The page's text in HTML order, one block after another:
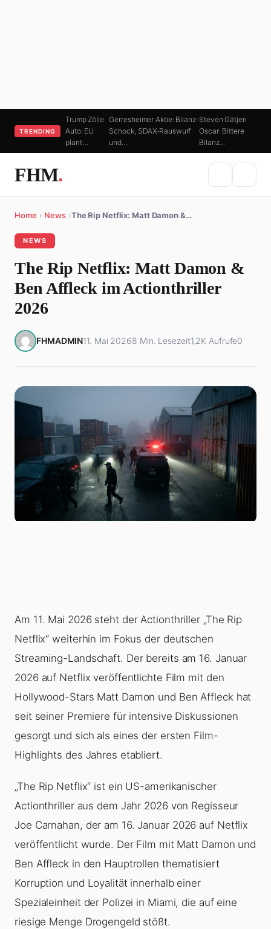
TRENDING
Trump Zölle
Auto: EU
plant…
Gerresheimer Aktie: Bilanz-
Schock, SDAX-Rauswurf
und…
Steven Gätjen
Oscar: Bittere
Bilanz…
FHM.
Home › News ›The Rip Netflix: Matt Damon &…
NEWS
The Rip Netflix: Matt Damon &
Ben Affleck im Actionthriller
2026
FHMADMIN11. Mai 20268 Min. Lesezeit1,2K Aufrufe0
Am 11. Mai 2026 steht der Actionthriller „The Rip
Netflix“ weiterhin im Fokus der deutschen
Streaming-Landschaft. Der bereits am 16. Januar
2026 auf Netflix veröffentlichte Film mit den
Hollywood-Stars Matt Damon und Ben Affleck hat
seit seiner Premiere für intensive Diskussionen
gesorgt und sich als eines der ersten Film-
Highlights des Jahres etabliert.
„The Rip Netflix“ ist ein US-amerikanischer
Actionthriller aus dem Jahr 2026 von Regisseur
Joe Carnahan, der am 16. Januar 2026 auf Netflix
veröffentlicht wurde. Der Film mit Matt Damon und
Ben Affleck in den Hauptrollen thematisiert
Korruption und Loyalität innerhalb einer
Spezialeinheit der Polizei in Miami, die auf eine
riesige Menge Drogengeld stößt.